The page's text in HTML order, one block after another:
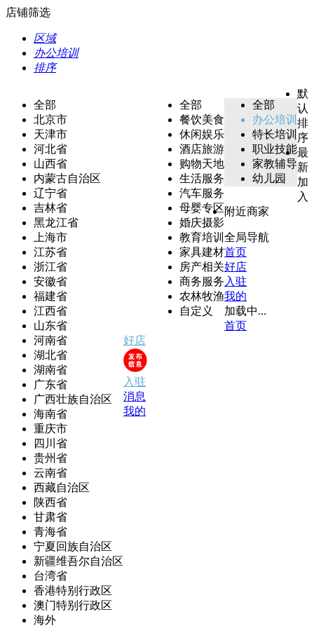
店铺筛选
区域
办公培训
排序
全部
北京市
天津市
河北省
山西省
内蒙古自治区
辽宁省
吉林省
黑龙江省
上海市
江苏省
浙江省
安徽省
福建省
江西省
山东省
河南省
湖北省
湖南省
广东省
广西壮族自治区
海南省
重庆市
四川省
贵州省
云南省
西藏自治区
陕西省
甘肃省
青海省
宁夏回族自治区
新疆维吾尔自治区
台湾省
香港特别行政区
澳门特别行政区
海外
全部
餐饮美食
休闲娱乐
酒店旅游
购物天地
生活服务
汽车服务
母婴专区
婚庆摄影
教育培训
家具建材
房产相关
商务服务
农林牧渔
自定义
全部
办公培训
特长培训
职业技能
家教辅导
幼儿园
默
认
排
序
最
新
加
入
附近商家
全局导航
首页
好店
入驻
我的
加载中...
首页
好店
入驻
消息
我的